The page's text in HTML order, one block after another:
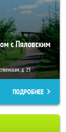
с Пяловским
д. 25
ПОДРОБНЕЕ